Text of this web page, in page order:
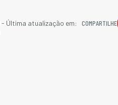
- Última atualização em:
COMPARTILHE